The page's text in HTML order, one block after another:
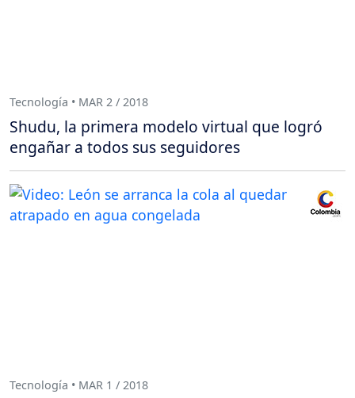
Tecnología • MAR 2 / 2018
Shudu, la primera modelo virtual que logró
engañar a todos sus seguidores
Tecnología • MAR 1 / 2018